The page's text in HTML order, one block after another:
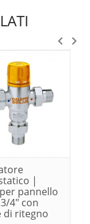
|
pannello
4" con
di ritegno